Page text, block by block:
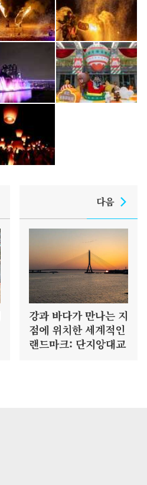
다음
강과 바다가 만나는 지
점에 위치한 세계적인
랜드마크: 단지앙대교